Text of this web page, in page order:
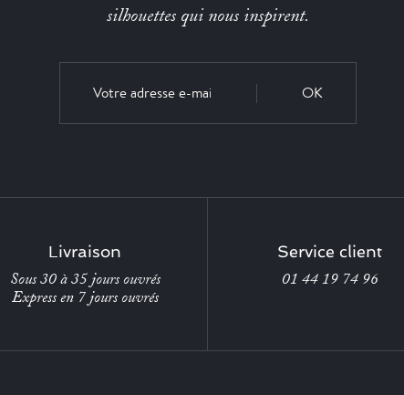
silhouettes qui nous inspirent.
OK
Livraison
Sous 30 à 35 jours ouvrés
Express en 7 jours ouvrés
Service client
01 44 19 74 96